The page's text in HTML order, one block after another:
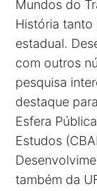
Mundos do
História tanto
estadual.
com outros
pesquisa
destaque
Esfera
Estudos
também da